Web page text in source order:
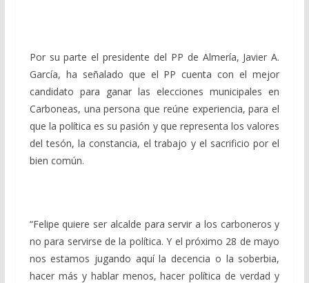
Por su parte el presidente del PP de Almería, Javier A.
García, ha señalado que el PP cuenta con el mejor
candidato para ganar las elecciones municipales en
Carboneas, una persona que reúne experiencia, para el
que la política es su pasión y que representa los valores
del tesón, la constancia, el trabajo y el sacrificio por el
bien común.
“Felipe quiere ser alcalde para servir a los carboneros y
no para servirse de la política. Y el próximo 28 de mayo
nos estamos jugando aquí la decencia o la soberbia,
hacer más y hablar menos, hacer política de verdad y